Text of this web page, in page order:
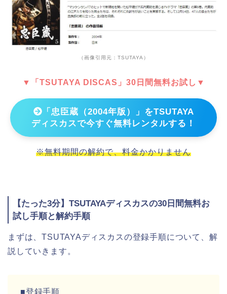
（画像引用元：TSUTAYA）
▼「TSUTAYA DISCAS」30日間無料お試し▼
「忠臣蔵（2004年版）」をTSUTAYA
ディスカスで今すぐ無料レンタルする！
※無料期間の解約で、料金かかりません
【たった3分】TSUTAYAディスカスの30日間無料お
試し手順と解約手順
まずは、TSUTAYAディスカスの登録手順について、解
説していきます。
■登録手順